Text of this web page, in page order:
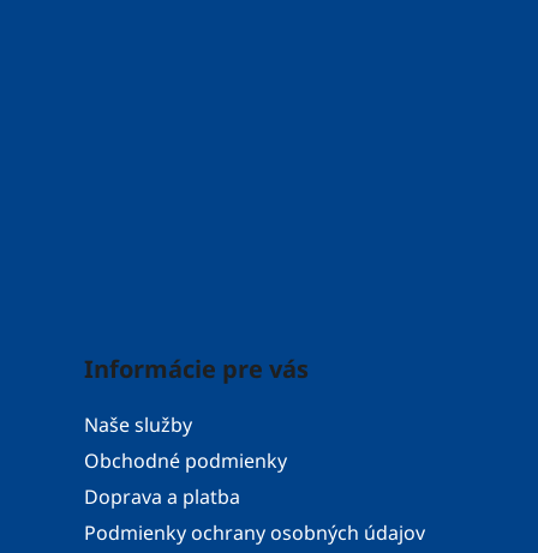
Informácie pre vás
Naše služby
Obchodné podmienky
Doprava a platba
Podmienky ochrany osobných údajov